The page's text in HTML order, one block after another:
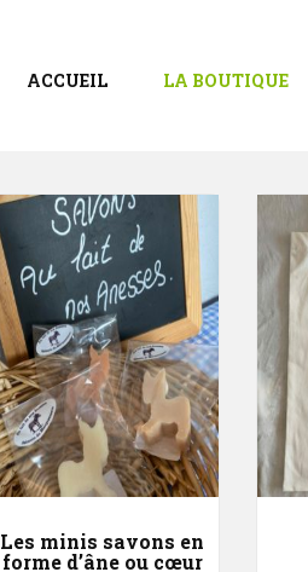
ACCUEIL LA BOUTIQUE
Les minis savons en
forme d’âne ou cœur